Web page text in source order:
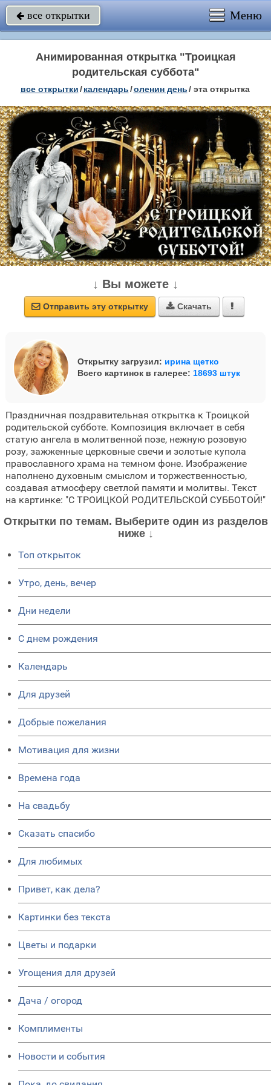
 все открытки Меню
Анимированная открытка "Троицкая
родительская суббота"
все открытки/ календарь/оленин день/ эта открытка
↓ Вы можете ↓
 Отправить эту открытку  Скачать 
Открытку загрузил: ирина щетко
Всего картинок в галерее: 18693 штук
Праздничная поздравительная открытка к Троицкой
родительской субботе. Композиция включает в себя
статую ангела в молитвенной позе, нежную розовую
розу, зажженные церковные свечи и золотые купола
православного храма на темном фоне. Изображение
наполнено духовным смыслом и торжественностью,
создавая атмосферу светлой памяти и молитвы. Текст
на картинке: "С ТРОИЦКОЙ РОДИТЕЛЬСКОЙ СУББОТОЙ!"
Открытки по темам. Выберите один из разделов
ниже ↓
Топ открыток
Утро, день, вечер
Дни недели
C днем рождения
Календарь
Для друзей
Добрые пожелания
Мотивация для жизни
Времена года
На свадьбу
Сказать спасибо
Для любимых
Привет, как дела?
Картинки без текста
Цветы и подарки
Угощения для друзей
Дача / огород
Комплименты
Новости и события